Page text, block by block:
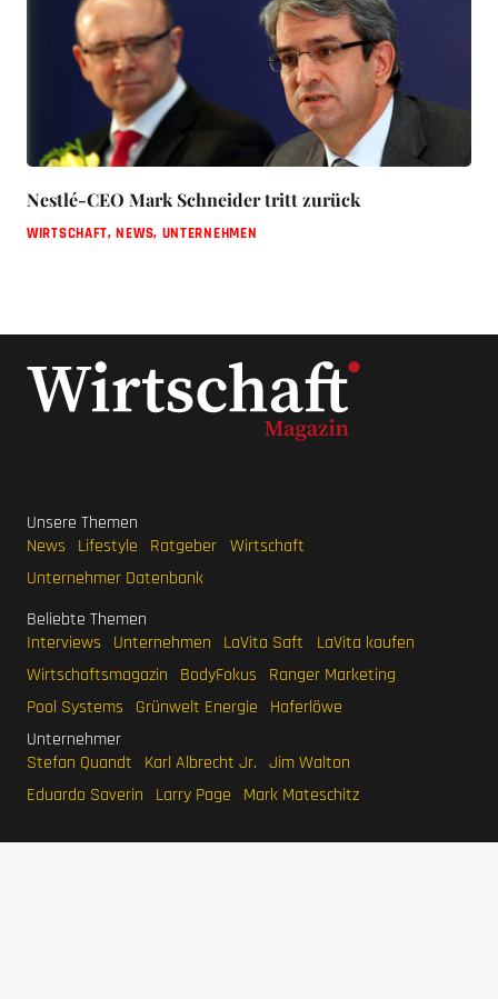
Nestlé-CEO Mark Schneider tritt zurück
WIRTSCHAFT,NEWS, UNTERNEHMEN
Unsere Themen
News
Lifestyle Ratgeber Wirtschaft
Unternehmer Datenbank
Beliebte Themen
Interviews
Unternehmen LaVita Saft
LaVita kaufen
Wirtschaftsmagazin
BodyFokus
Ranger Marketing
Pool Systems
Grünwelt Energie
Haferlöwe
Unternehmer
Stefan Quandt
Karl Albrecht Jr. Jim Walton
Eduardo Saverin
Larry Page Mark Mateschitz